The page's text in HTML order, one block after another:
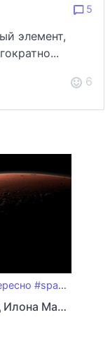
5
элемент,
6
#space
Будущее уже здесь — доклад Илона Маска про колонизацию Марса